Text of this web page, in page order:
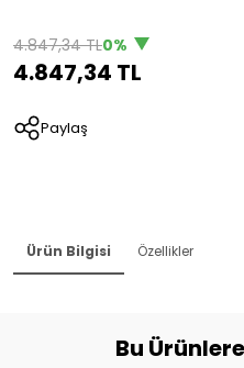
4.847,34 TL0%
4.847,34 TL
Paylaş
Ürün Bilgisi Özellikler
Bu